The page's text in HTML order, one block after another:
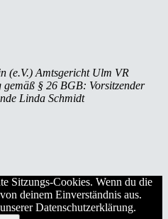
(e.V.) Amtsgericht Ulm VR
gemäß § 26 BGB: Vorsitzender
Linda Schmidt
Sitzungs-Cookies. Wenn du die
deinem Einverständnis aus.
Datenschutzerklärung.